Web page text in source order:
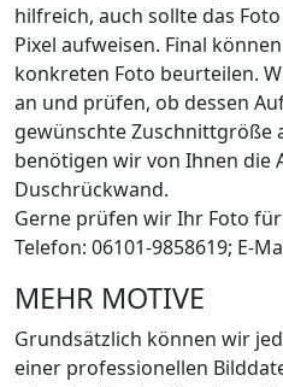
hilfreich, auch sollte das
Pixel aufweisen. Final
konkreten Foto beurteilen.
an und prüfen, ob dessen
gewünschte Zuschnittgröße
benötigen wir von Ihnen die
Duschrückwand.
Gerne prüfen wir Ihr Foto für
Telefon: 06101-9858619; E-
MEHR MOTIVE
Grundsätzlich können wir
einer professionellen